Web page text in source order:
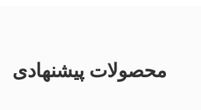
محصولات پیشنهادی